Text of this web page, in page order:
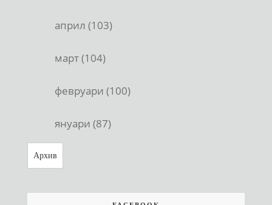
април (103)
март (104)
февруари (100)
януари (87)
Архив